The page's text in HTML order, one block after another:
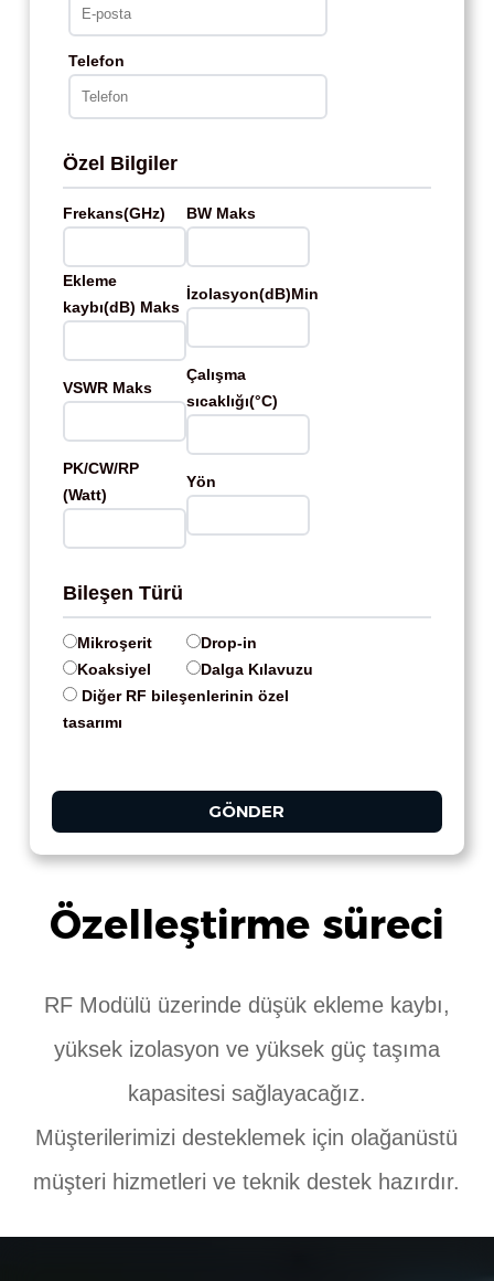
Telefon
Özel Bilgiler
Frekans(GHz) BW Maks
Ekleme
kaybı(dB) Maks
İzolasyon(dB)Min
VSWR Maks
Çalışma
sıcaklığı(°C)
PK/CW/RP
(Watt)
Yön
Bileşen Türü
Mikroşerit
Drop-in
Koaksiyel
Dalga Kılavuzu
Diğer RF bileşenlerinin özel
tasarımı
GÖNDER
Özelleştirme süreci
RF Modülü üzerinde düşük ekleme kaybı,
yüksek izolasyon ve yüksek güç taşıma
kapasitesi sağlayacağız.
Müşterilerimizi desteklemek için olağanüstü
müşteri hizmetleri ve teknik destek hazırdır.